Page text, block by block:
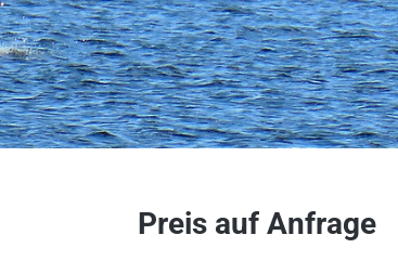
Preis auf Anfrage